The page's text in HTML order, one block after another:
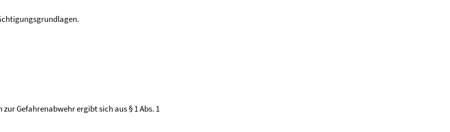
Gefahrenabwehr ergibt sich aus § 1 Abs. 1